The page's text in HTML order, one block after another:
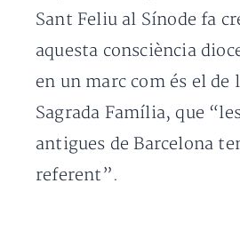
Sant Feliu al Sínode fa
aquesta consciència
en un marc com és el de
Sagrada Família, que
antigues de Barcelona
referent”.